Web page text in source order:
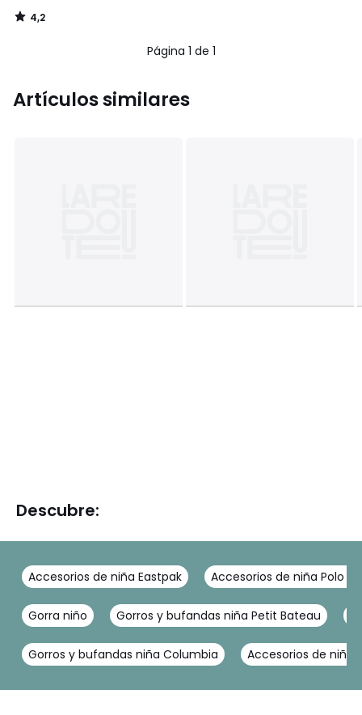
4,2
/
Página 1 de 1
Artículos similares
Descubre:
Accesorios de niña Eastpak Accesorios de niña Polo
Gorra niño Gorros y bufandas niña Petit Bateau
Gorros y bufandas niña Columbia Accesorios de niña